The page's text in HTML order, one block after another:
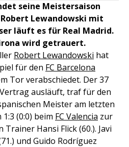
seine Meistersaison
Lewandowski mit
läuft es für Real Madrid.
wird getrauert.
Robert Lewandowski hat
für den FC Barcelona
Tor verabschiedet. Der 37
ausläuft, traf für den
Meister am letzten
(0:0) beim FC Valencia zur
Hansi Flick (60.). Javi
und Guido Rodríguez